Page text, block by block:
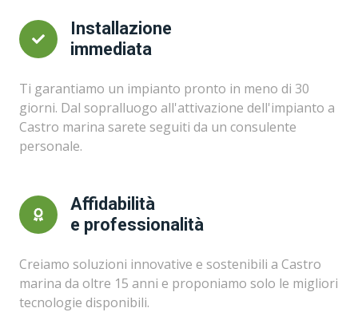
Installazione
immediata
Ti garantiamo un impianto pronto in meno di 30
giorni. Dal sopralluogo all'attivazione dell'impianto a
Castro marina sarete seguiti da un consulente
personale.
Affidabilità
e professionalità
Creiamo soluzioni innovative e sostenibili a Castro
marina da oltre 15 anni e proponiamo solo le migliori
tecnologie disponibili.